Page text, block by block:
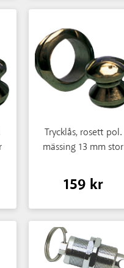
Trycklås, rosett pol.
mässing 13 mm stor
159 kr